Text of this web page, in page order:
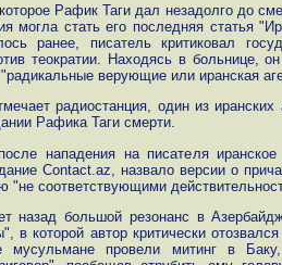
Рафик Таги дал незадолго до
могла стать его последняя статья
ранее, писатель критиковал
теократии. Находясь в больнице,
"радикальные верующие или иранская
радиостанция, один из
Рафика Таги смерти.
нападения на писателя
Contact.az, назвало версии о
"не соответствующими
назад большой резонанс в
в которой автор критически
мусульмане провели митинг в